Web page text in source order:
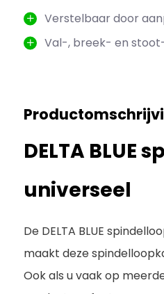
Verstelbaar door
Val-, breek- en
DELTA BLUE
universeel
De DELTA BLUE
maakt deze
Ook als u vaak op